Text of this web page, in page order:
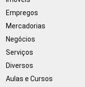
Empregos
Mercadorias
Negócios
Serviços
Diversos
Aulas e Cursos